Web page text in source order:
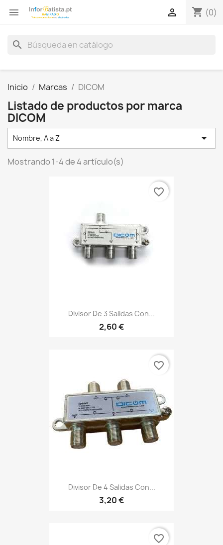
 shopping_cart (0)

search
Inicio Marcas DICOM
Listado de productos por marca
DICOM
Nombre, A a Z 
Mostrando 1-4 de 4 artículo(s)
Divisor De 3 Salidas Con...
2,60 €
favorite_border
Divisor De 4 Salidas Con...
3,20 €
favorite_border
favorite_border